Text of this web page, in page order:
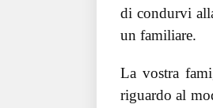
di condurvi
un familiare.
La vostra
riguardo al